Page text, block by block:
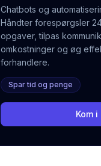
Chatbots og
Håndter forespørgsler
opgaver, tilpas
omkostninger og øg
forhandlere.
Spar tid og penge
Kom i